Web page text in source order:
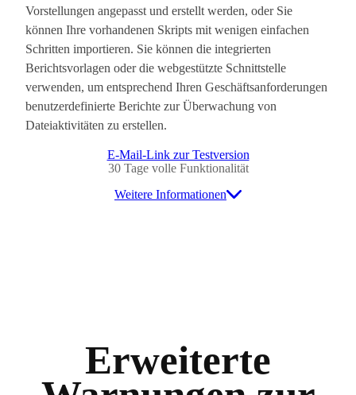
Vorstellungen angepasst und erstellt werden, oder Sie
können Ihre vorhandenen Skripts mit wenigen einfachen
Schritten importieren. Sie können die integrierten
Berichtsvorlagen oder die webgestützte Schnittstelle
verwenden, um entsprechend Ihren Geschäftsanforderungen
benutzerdefinierte Berichte zur Überwachung von
Dateiaktivitäten zu erstellen.
E-Mail-Link zur Testversion
30 Tage volle Funktionalität
Weitere Informationen
Erweiterte